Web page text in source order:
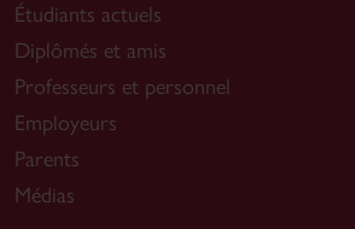
Étudiants actuels
Diplômés et amis
Professeurs et personnel
Employeurs
Parents
Médias